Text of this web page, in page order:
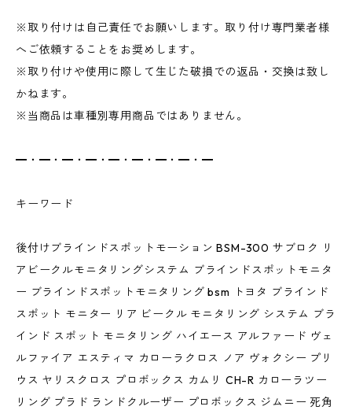
※取り付けは自己責任でお願いします。取り付け専門業者様
へご依頼することをお奨めします。
※取り付けや使用に際して生じた破損での返品・交換は致し
かねます。
※当商品は車種別専用商品ではありません。
━・━・━・━・━・━・━・━・━
キーワード
後付けブラインドスポットモーション BSM-300 サブロク リ
アビークルモニタリングシステム ブラインドスポットモニタ
ー ブラインドスポットモニタリング bsm トヨタ ブラインド
スポット モニター リア ビークル モニタリング システム ブラ
インド スポット モニタリング ハイエース アルファード ヴェ
ルファイア エスティマ カローラクロス ノア ヴォクシー プリ
ウス ヤリスクロス プロボックス カムリ CH-R カローラツー
リング プラド ランドクルーザー プロボックス ジムニー 死角